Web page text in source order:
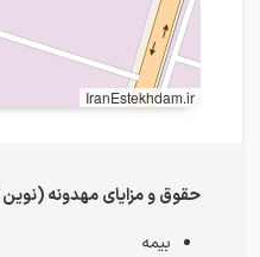
IranEstekhdam.ir
حقوق و مزایای مهدونه (نوین
بیمه